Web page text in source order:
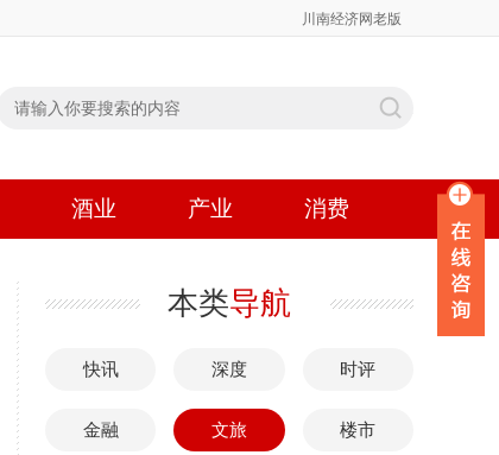
川南经济网老版
酒业 产业 消费
本类导航
快讯 深度 时评
金融 文旅 楼市